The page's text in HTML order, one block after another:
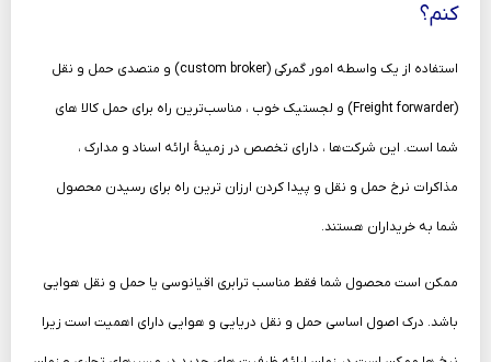
کنم؟
استفاده از یک واسطه امور گمرکی (custom broker) و متصدی حمل‌ و نقل
(Freight forwarder) و لجستیک خوب ، مناسب‌ترین راه برای حمل کالا های
شما است. این شرکت‌ها ، دارای تخصص در زمینهٔ ارائه اسناد و مدارک ،
مذاکرات نرخ حمل‌ و نقل و پیدا کردن ارزان‌ ترین راه برای رسیدن محصول
شما به خریداران هستند.
ممکن است محصول شما فقط مناسب ترابری اقیانوسی یا حمل‌ و نقل هوایی
باشد. درک اصول اساسی حمل‌ و نقل دریایی و هوایی دارای اهمیت است زیرا